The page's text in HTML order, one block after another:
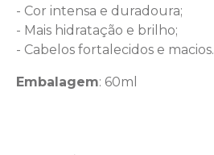
- Cor intensa e duradoura;
- Mais hidratação e brilho;
- Cabelos fortalecidos e macios.
Embalagem: 60ml